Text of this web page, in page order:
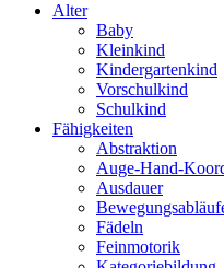
Alter
Baby
Kleinkind
Kindergartenkind
Vorschulkind
Schulkind
Fähigkeiten
Abstraktion
Auge-Hand-
Ausdauer
Fädeln
Feinmotorik